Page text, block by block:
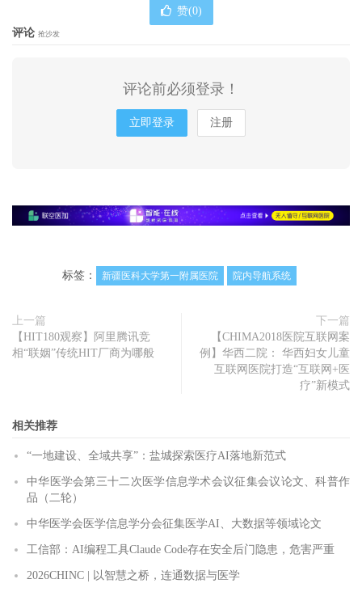
赞(0)
评论 抢沙发
评论前必须登录！
立即登录 注册
标签： 新疆医科大学第一附属医院 院内导航系统
上一篇
【HIT180观察】阿里腾讯竞
相“联姻”传统HIT厂商为哪般
下一篇
【CHIMA2018医院互联网案
例】华西二院： 华西妇女儿童
互联网医院打造“互联网+医
疗”新模式
相关推荐
“一地建设、全域共享”：盐城探索医疗AI落地新范式
中华医学会第三十二次医学信息学术会议征集会议论文、科普作
品（二轮）
中华医学会医学信息学分会征集医学AI、大数据等领域论文
工信部：AI编程工具Claude Code存在安全后门隐患，危害严重
2026CHINC | 以智慧之桥，连通数据与医学